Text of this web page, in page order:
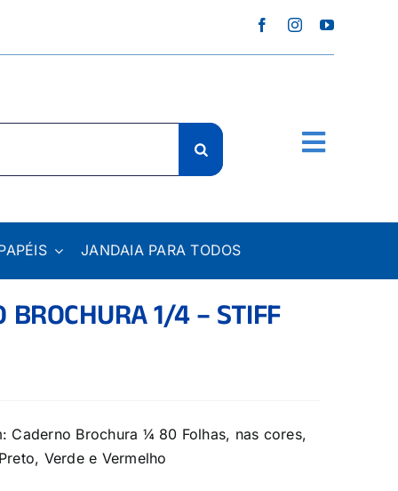
JANDAIA PARA TODOS
BROCHURA 1/4 – STIFF
Caderno Brochura ¼ 80 Folhas, nas cores,
Verde e Vermelho